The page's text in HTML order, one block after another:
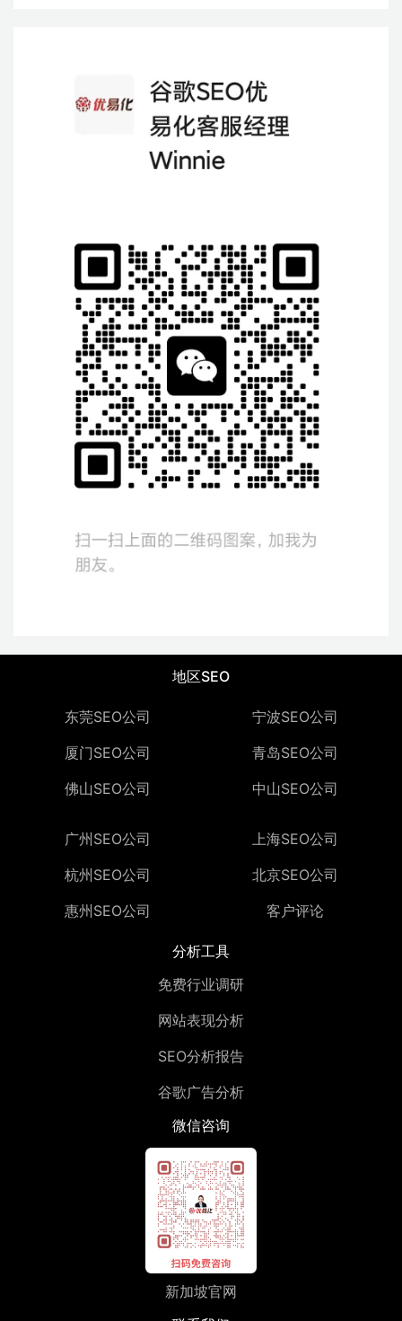
地区SEO
东莞SEO公司
厦门SEO公司
佛山SEO公司
宁波SEO公司
青岛SEO公司
中山SEO公司
广州SEO公司
杭州SEO公司
惠州SEO公司
上海SEO公司
北京SEO公司
客户评论
分析工具
免费行业调研
网站表现分析
SEO分析报告
谷歌广告分析
微信咨询
新加坡官网